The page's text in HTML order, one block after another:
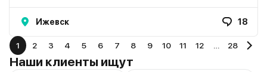
Ижевск 18
1 2 3 4 5 6 7 8 9 10 11 12 28
Наши клиенты ищут